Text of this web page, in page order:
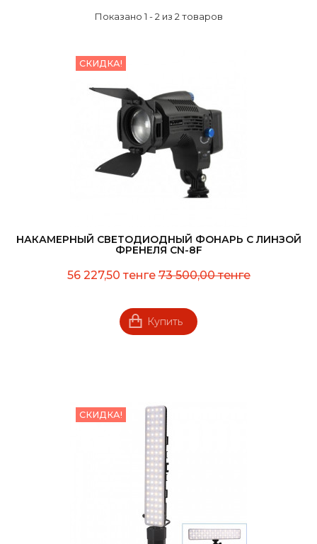
Показано 1 - 2 из 2 товаров
СКИДКА!
НАКАМЕРНЫЙ СВЕТОДИОДНЫЙ ФОНАРЬ С ЛИНЗОЙ
ФРЕНЕЛЯ CN-8F
56 227,50 тенге73 500,00 тенге
Купить
СКИДКА!